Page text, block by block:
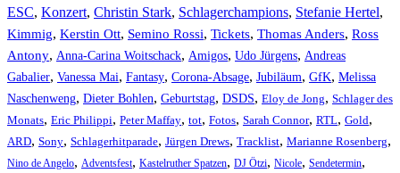
ESC, Konzert, Christin Stark, Schlagerchampions, Stefanie Hertel,
Kimmig, Kerstin Ott, Semino Rossi, Tickets, Thomas Anders, Ross
Antony, Anna-Carina Woitschack, Amigos, Udo Jürgens, Andreas
Gabalier, Vanessa Mai, Fantasy, Corona-Absage, Jubiläum, GfK, Melissa
Naschenweng, Dieter Bohlen, Geburtstag, DSDS, Eloy de Jong, Schlager des
Monats, Eric Philippi, Peter Maffay, tot, Fotos, Sarah Connor, RTL, Gold,
ARD, Sony, Schlagerhitparade, Jürgen Drews, Tracklist, Marianne Rosenberg,
Nino de Angelo, Adventsfest, Kastelruther Spatzen, DJ Ötzi, Nicole, Sendetermin,